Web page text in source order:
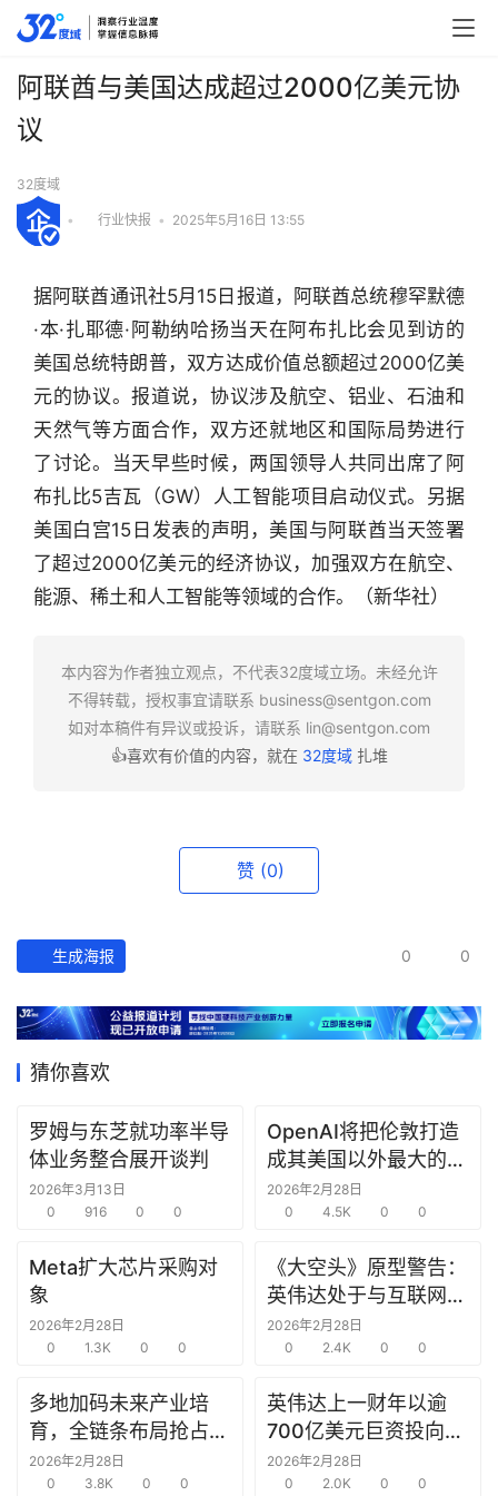
行
业
快
报
产
经
据
研
报
告
之
窗
机
链
合
圈
阿联酋与美国达成超过2000亿美元协
议
32度域
• 行业快报 • 2025年5月16日 13:55
据阿联酋通讯社5月15日报道，阿联酋总统穆罕默德
·本·扎耶德·阿勒纳哈扬当天在阿布扎比会见到访的
美国总统特朗普，双方达成价值总额超过2000亿美
元的协议。报道说，协议涉及航空、铝业、石油和
天然气等方面合作，双方还就地区和国际局势进行
了讨论。当天早些时候，两国领导人共同出席了阿
布扎比5吉瓦（GW）人工智能项目启动仪式。另据
美国白宫15日发表的声明，美国与阿联酋当天签署
了超过2000亿美元的经济协议，加强双方在航空、
能源、稀土和人工智能等领域的合作。（新华社）
本内容为作者独立观点，不代表32度域立场。未经允许
不得转载，授权事宜请联系 business@sentgon.com
如对本稿件有异议或投诉，请联系 lin@sentgon.com
👍喜欢有价值的内容，就在 32度域扎堆
赞 (0)
生成海报 0 0
猜你喜欢
罗姆与东芝就功率半导
体业务整合展开谈判
2026年3月13日
0
916 0 0
OpenAI将把伦敦打造
成其美国以外最大的研
究中心
2026年2月28日
0
4.5K 0 0
Meta扩大芯片采购对
象
2026年2月28日
0
1.3K 0 0
《大空头》原型警告：
英伟达处于与互联网泡
沫时期思科同样的“危
险境地”
2026年2月28日
0
2.4K 0 0
多地加码未来产业培
育，全链条布局抢占新
赛道先机
2026年2月28日
0
3.8K 0 0
英伟达上一财年以逾
700亿美元巨资投向合
作方，竭力巩固AI芯片
需求
2026年2月28日
0
2.0K 0 0